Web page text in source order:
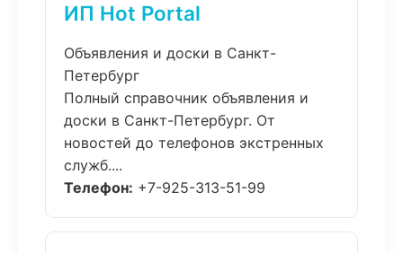
ИП Hot Portal
Объявления и доски в Санкт-
Петербург
Полный справочник объявления и
доски в Санкт-Петербург. От
новостей до телефонов экстренных
служб....
Телефон: +7-925-313-51-99